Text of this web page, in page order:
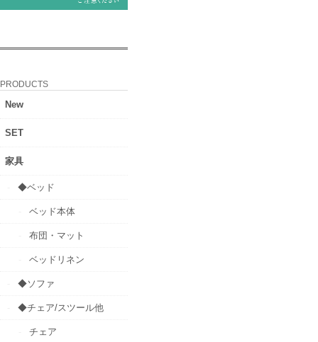
PRODUCTS
New
SET
家具
◆ベッド
ベッド本体
布団・マット
ベッドリネン
◆ソファ
◆チェア/スツール他
チェア